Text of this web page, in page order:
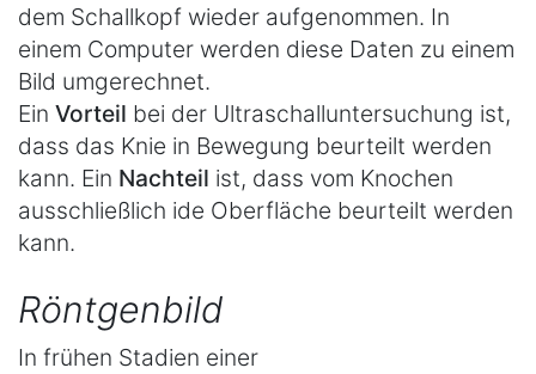
dem Schallkopf wieder aufgenommen. In
einem Computer werden diese Daten zu einem
Bild umgerechnet.
Ein Vorteil bei der Ultraschalluntersuchung ist,
dass das Knie in Bewegung beurteilt werden
kann. Ein Nachteil ist, dass vom Knochen
ausschließlich ide Oberfläche beurteilt werden
kann.
Röntgenbild
In frühen Stadien einer